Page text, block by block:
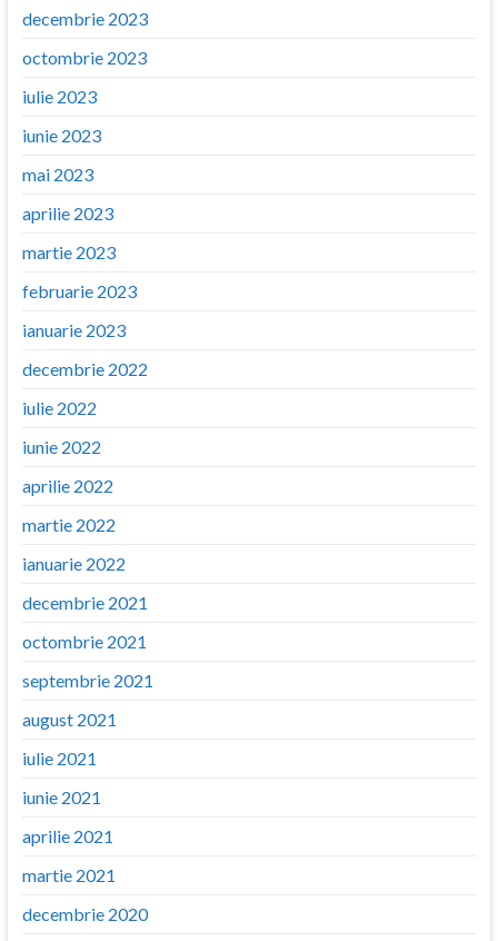
decembrie 2023
octombrie 2023
iulie 2023
iunie 2023
mai 2023
aprilie 2023
martie 2023
februarie 2023
ianuarie 2023
decembrie 2022
iulie 2022
iunie 2022
aprilie 2022
martie 2022
ianuarie 2022
decembrie 2021
octombrie 2021
septembrie 2021
august 2021
iulie 2021
iunie 2021
aprilie 2021
martie 2021
decembrie 2020